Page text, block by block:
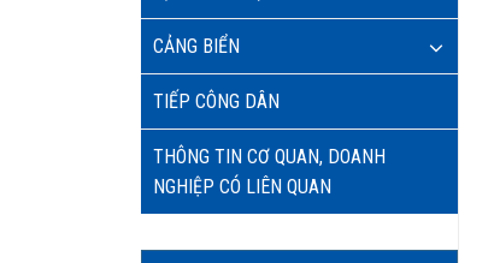
CẢNG BIỂN
TIẾP CÔNG DÂN
THÔNG TIN CƠ QUAN, DOANH
NGHIỆP CÓ LIÊN QUAN